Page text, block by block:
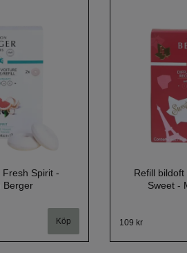
Fresh Spirit -
Berger
Refill
Sweet -
109 kr